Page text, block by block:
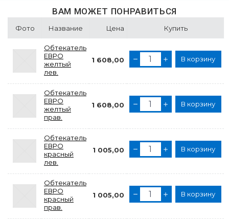
ВАМ МОЖЕТ ПОНРАВИТЬСЯ
Фото Название Цена Купить
Обтекатель
ЕВРО
желтый
лев.
1 608,00 В корзину
Обтекатель
ЕВРО
желтый
прав.
1 608,00 В корзину
Обтекатель
ЕВРО
красный
лев.
1 005,00 В корзину
Обтекатель
ЕВРО
красный
прав.
1 005,00 В корзину